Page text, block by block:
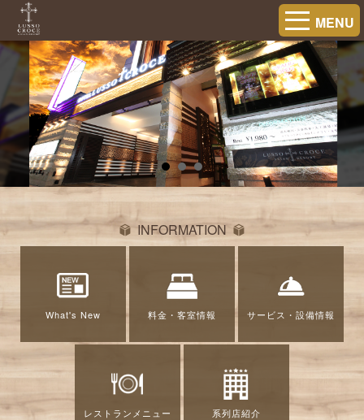
MENU
INFORMATION
What's New 料金・客室情報 サービス・設備情報
レストランメニュー 系列店紹介